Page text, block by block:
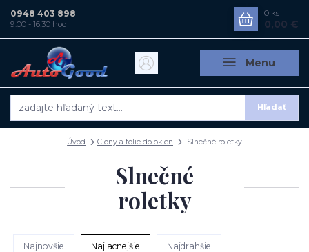
Menu
Hľadať
0948 403 898
9:00 - 16:30 hod
0 ks
0,00 €
Úvod Clony a fólie do okien Slnečné roletky
Slnečné
roletky
Najnovšie Najlacnejšie Najdrahšie